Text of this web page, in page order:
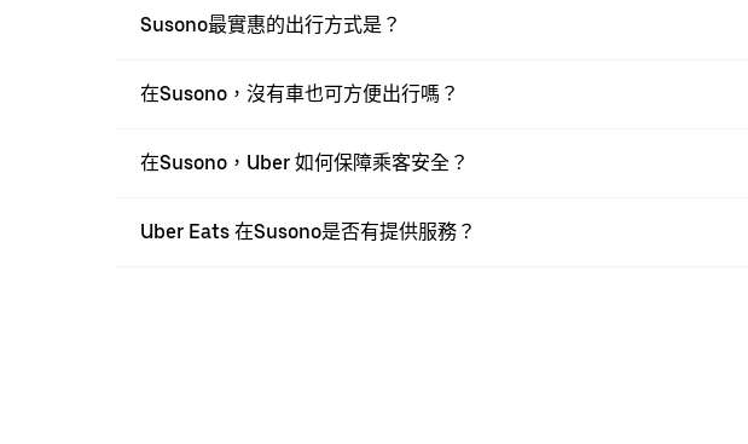
Susono最實惠的出行方式是？
在Susono，沒有車也可方便出行嗎？
在Susono，Uber 如何保障乘客安全？
Uber Eats 在Susono是否有提供服務？